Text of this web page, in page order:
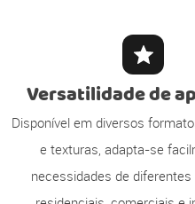
Versatilidade de
Disponível em diversos
e texturas, adapta-se
necessidades de